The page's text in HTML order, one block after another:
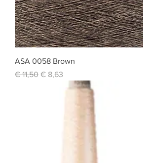
ASA 0058 Brown
Standardpreis
€ 11,50 Sale-Preis
€ 8,63